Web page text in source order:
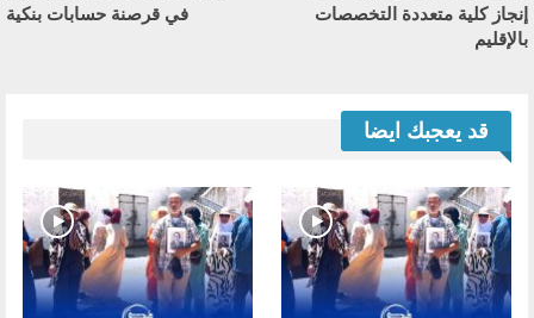
إنجاز كلية متعددة التخصصات
بالإقليم
في قرصنة حسابات بنكية
قد يعجبك ايضا